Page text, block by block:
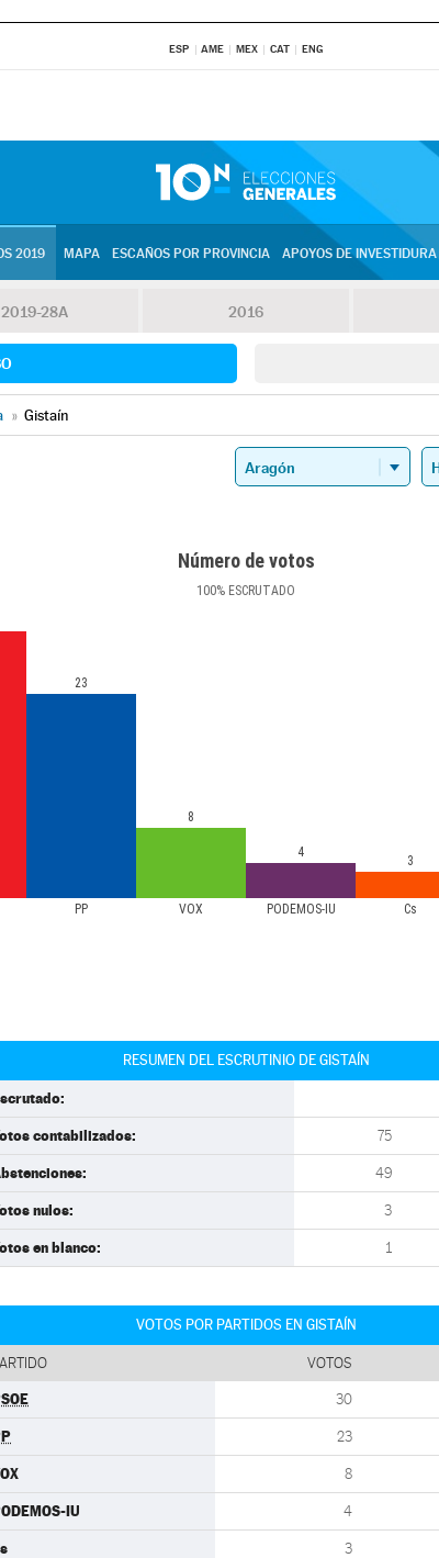
ESP AME MEX CAT ENG
2019 MAPA ESCAÑOS POR PROVINCIA APOYOS DE INVESTIDURA
2019-28A 2016
» Gistaín
Número de votos
100% ESCRUTADO
PP VOX PODEMOS-IU Cs
23
8
4
3
RESUMEN DEL ESCRUTINIO DE GISTAÍN
contabilizados: 75
49
nulos: 3
en blanco: 1
VOTOS POR PARTIDOS EN GISTAÍN
VOTOS
30
23
8
IU 4
3